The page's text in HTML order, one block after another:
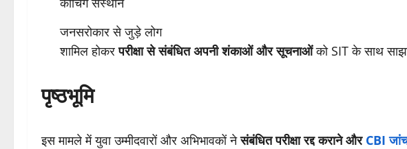
जनसरोकार से जुड़े लोग
शामिल होकरपरीक्षा से संबंधित अपनी शंकाओं और सूचनाओंको SIT के साथ
पृष्ठभूमि
इस मामले में युवा उम्मीदवारों और अभिभावकों नेसंबंधित परीक्षा रद्द कराने और CBI